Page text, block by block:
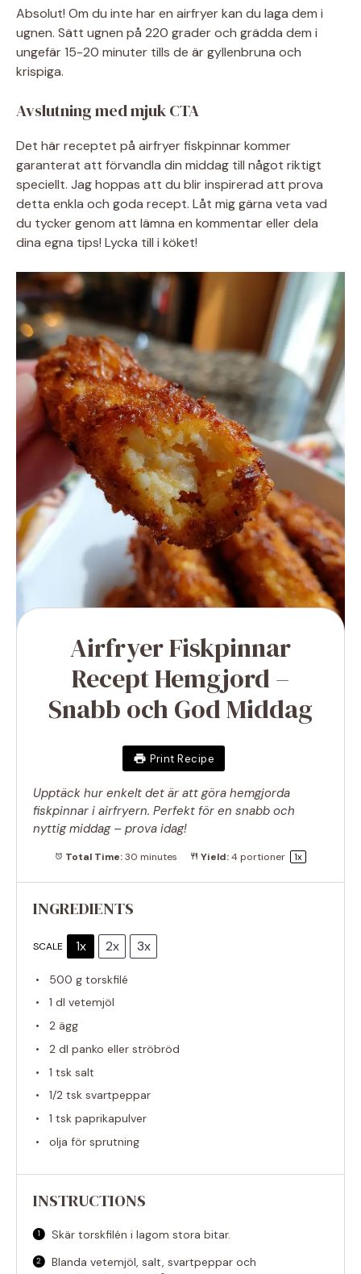
Absolut! Om du inte har en airfryer kan du laga dem i
ugnen. Sätt ugnen på 220 grader och grädda dem i
ungefär 15-20 minuter tills de är gyllenbruna och
krispiga.
Avslutning med mjuk CTA
Det här receptet på airfryer fiskpinnar kommer
garanterat att förvandla din middag till något riktigt
speciellt. Jag hoppas att du blir inspirerad att prova
detta enkla och goda recept. Låt mig gärna veta vad
du tycker genom att lämna en kommentar eller dela
dina egna tips! Lycka till i köket!
Airfryer Fiskpinnar
Recept Hemgjord –
Snabb och God Middag
Print Recipe
Upptäck hur enkelt det är att göra hemgjorda
fiskpinnar i airfryern. Perfekt för en snabb och
nyttig middag – prova idag!
Total Time:30 minutes Yield:4portioner 1x
INGREDIENTS
SCALE 1x 2x 3x
500 g torskfilé
1 dl vetemjöl
2 ägg
2 dl panko eller ströbröd
1 tsk salt
1/2 tsk svartpeppar
1 tsk paprikapulver
olja för sprutning
INSTRUCTIONS
Skär torskfilén i lagom stora bitar.
Blanda vetemjöl, salt, svartpeppar och